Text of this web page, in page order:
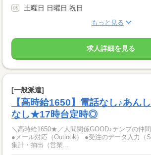
土曜日 日曜日 祝日
もっと見る
求人詳細を見る
[一般派遣]
【高時給1650】電話なし♪あん
なし★17時台定時◎
＼高時給1650★／人間関係GOOD♪テンプの仲
●メール対応（Outlook） ●受注のデータ入力（
集計・抽出（営業...